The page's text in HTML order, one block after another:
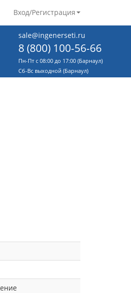
Вход/Регистрация
sale@ingenerseti.ru
8 (800) 100-56-66
Пн-Пт с 08:00 до 17:00 (Барнаул)
Cб-Вс выходной (Барнаул)